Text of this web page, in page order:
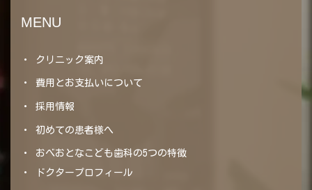
MENU
クリニック案内
費用とお支払いについて
採用情報
初めての患者様へ
おべおとなこども歯科の5つの特徴
ドクタープロフィール